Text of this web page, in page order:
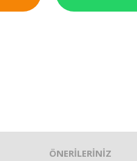
ÖNERİLERİNİZ